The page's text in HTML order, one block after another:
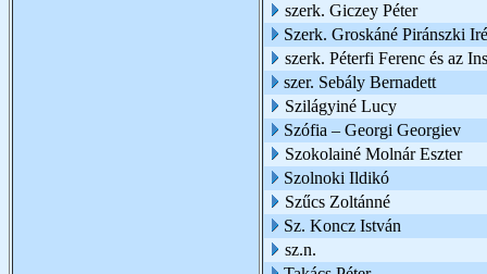
szerk. Giczey Péter
Szerk. Groskáné Piránszki
szerk. Péterfi Ferenc és az
szer. Sebály Bernadett
Szilágyiné Lucy
Szófia – Georgi Georgiev
Szokolainé Molnár Eszter
Szolnoki Ildikó
Szűcs Zoltánné
Sz. Koncz István
sz.n.